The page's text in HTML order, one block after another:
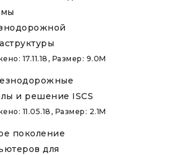
17.11.18, Размер: 9.0M
и решение ISCS
11.05.18, Размер: 2.1M
поколение
для